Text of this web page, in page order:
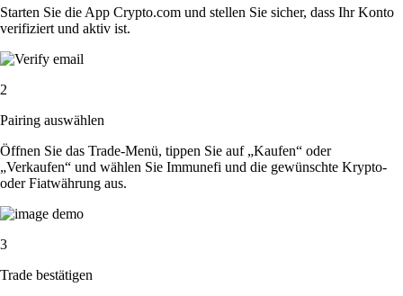
Starten Sie die App Crypto.com und stellen Sie sicher, dass Ihr Konto
verifiziert und aktiv ist.
2
Pairing auswählen
Öffnen Sie das Trade-Menü, tippen Sie auf „Kaufen“ oder
„Verkaufen“ und wählen Sie Immunefi und die gewünschte Krypto-
oder Fiatwährung aus.
3
Trade bestätigen